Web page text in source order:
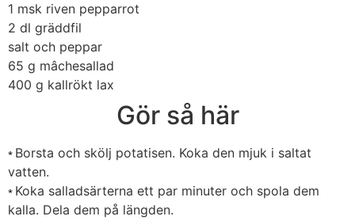
1 msk riven pepparrot
2 dl gräddfil
salt och peppar
65 g mâchesallad
400 g kallrökt lax
Gör så här
* Borsta och skölj potatisen. Koka den mjuk i saltat
vatten.
* Koka salladsärterna ett par minuter och spola dem
kalla. Dela dem på längden.